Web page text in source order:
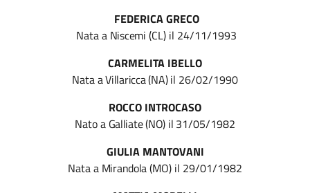
FEDERICA GRECO
NataaNiscemi (CL) il 24/11/1993
CARMELITA IBELLO
NataaVillaricca (NA)il 26/02/1990
ROCCO INTROCASO
NatoaGalliate (NO) il 31/05/1982
GIULIA MANTOVANI
NataaMirandola(MO) il 29/01/1982